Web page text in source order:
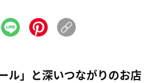
ル」と深いつながりのお店